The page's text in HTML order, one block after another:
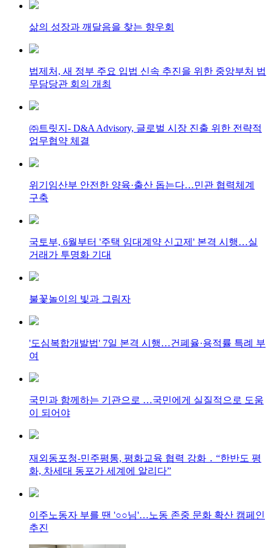
삶의 성장과 깨달음을 찾는 향우회
법제처, 새 정부 주요 입법 신속 추진을 위한 중앙부처 법
무담당관 회의 개최
㈜트릿지- D&A Advisory, 글로벌 시장 진출 위한 전략적
업무협약 체결
위기임산부 안전한 양육·출산 돕는다…민관 협력체계
구축
국토부, 6월부터 '주택 임대계약 신고제' 본격 시행…실
거래가 투명화 기대
불꽃놀이의 빛과 그림자
'도심복합개발법' 7일 본격 시행…건폐율·용적률 특례 부
여
국민과 함께하는 기관으로 …국민에게 실질적으로 도움
이 되어야
재외동포청-민주평통, 평화교육 협력 강화 ․ “한반도 평
화, 차세대 동포가 세계에 알리다”
이주노동자 부를 땐 '○○님'…노동 존중 문화 확산 캠페인
추진